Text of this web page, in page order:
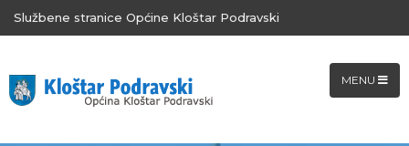
Službene stranice Općine Kloštar Podravski
MENU